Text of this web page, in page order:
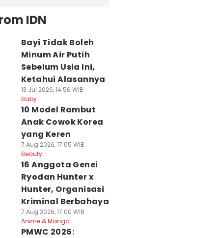
IDN
Bayi Tidak Boleh
Minum Air Putih
Sebelum Usia Ini,
Ketahui Alasannya
13 Jul 2026, 14:56 WIB
Baby
10 Model Rambut
Anak Cowok Korea
yang Keren
7 Aug 2026, 17:05 WIB
Beauty
16 Anggota Genei
Ryodan Hunter x
Hunter, Organisasi
Kriminal Berbahaya
7 Aug 2026, 17:00 WIB
Anime & Manga
PMWC 2026: